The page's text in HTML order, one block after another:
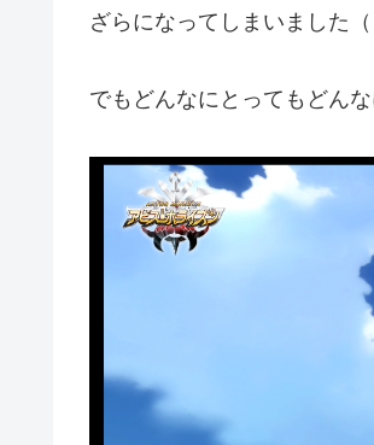
ざらになってしまいました（
でもどんなにとってもどん